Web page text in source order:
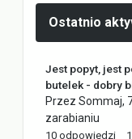
Ostatnio
Jest popyt, jest
butelek - dobry
Przez Sommaj,
zarabianiu
10 odpowiedzi